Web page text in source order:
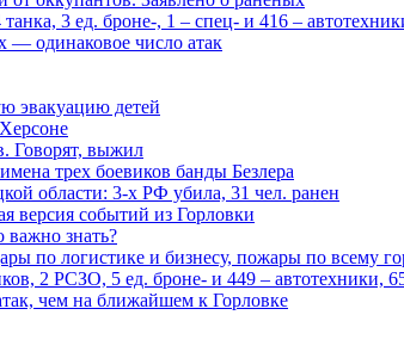
3 ед. броне-, 1 – спец- и 416 –
— одинаковое число атак
эвакуацию детей
Говорят, выжил
трех боевиков банды Безлера
области: 3-х РФ убила, 31 чел. ранен
версия событий из Горловки
знать?
по логистике и бизнесу, пожары по всему
2 РСЗО, 5 ед. броне- и 449 – автотехники,
чем на ближайшем к Горловке